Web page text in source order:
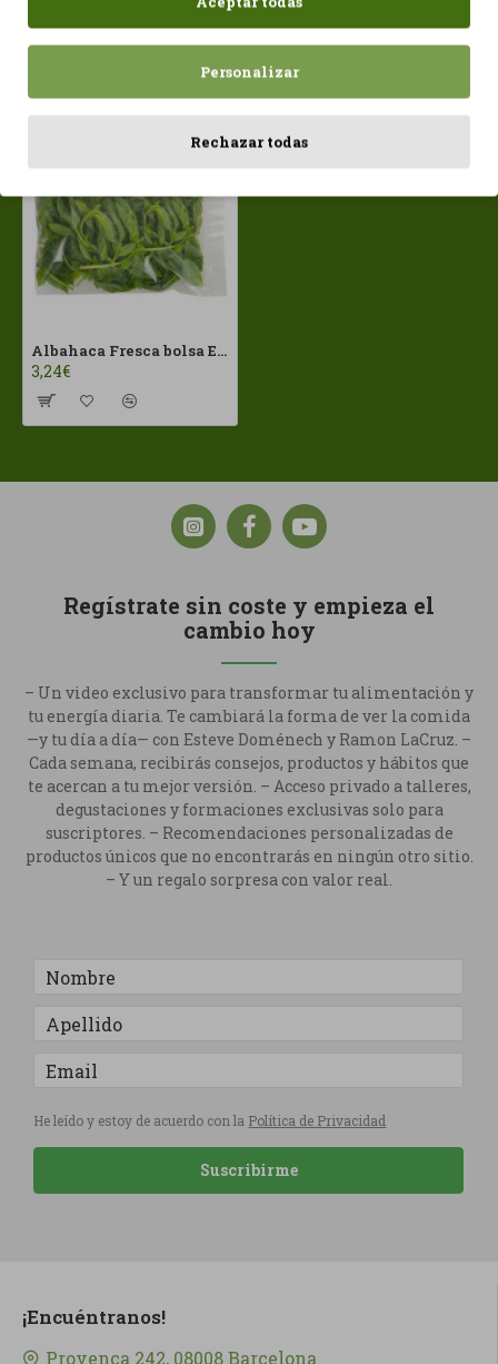
Vistos recientemente Más vistos
Albahaca Fresca bolsa Ecológica 40-50gr.
3,24€
Regístrate sin coste y empieza el
cambio hoy
– Un video exclusivo para transformar tu alimentación y
tu energía diaria. Te cambiará la forma de ver la comida
—y tu día a día— con Esteve Doménech y Ramon LaCruz. –
Cada semana, recibirás consejos, productos y hábitos que
te acercan a tu mejor versión. – Acceso privado a talleres,
degustaciones y formaciones exclusivas solo para
suscriptores. – Recomendaciones personalizadas de
productos únicos que no encontrarás en ningún otro sitio.
– Y un regalo sorpresa con valor real.
He leído y estoy de acuerdo con la Política de Privacidad
Suscribirme
¡Encuéntranos!
Provença 242, 08008 Barcelona
Personalizar
Rechazar todas